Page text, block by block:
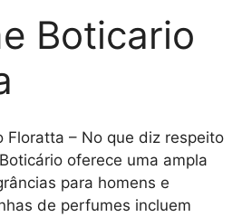
Boticario
Floratta – No que diz respeito
oferece uma ampla
para homens e
de perfumes incluem